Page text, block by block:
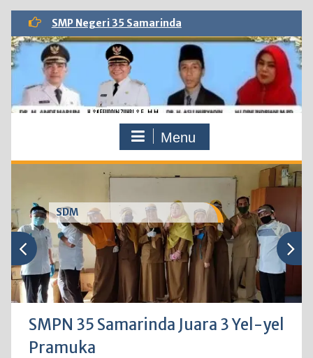
Skip
content
SMP Negeri 35 Samarinda
Menu
SDM
SMPN 35 Samarinda Juara 3 Yel-yel
Pramuka